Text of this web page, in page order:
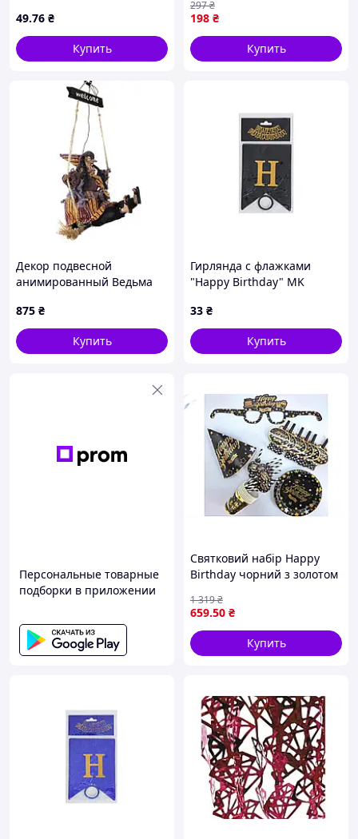
49.76 ₴
Купить
198 ₴
297₴
Купить
Декор подвесной
анимированный Ведьма
40*25*15см
875 ₴
Купить
Гирлянда с флажками
"Happy Birthday" MK
33 ₴
Купить
Персональные товарные
подборки в приложении
Святковий набір Happy
Birthday чорний з золотом
святкування дня
народження
659.50 ₴
1 319₴
Купить